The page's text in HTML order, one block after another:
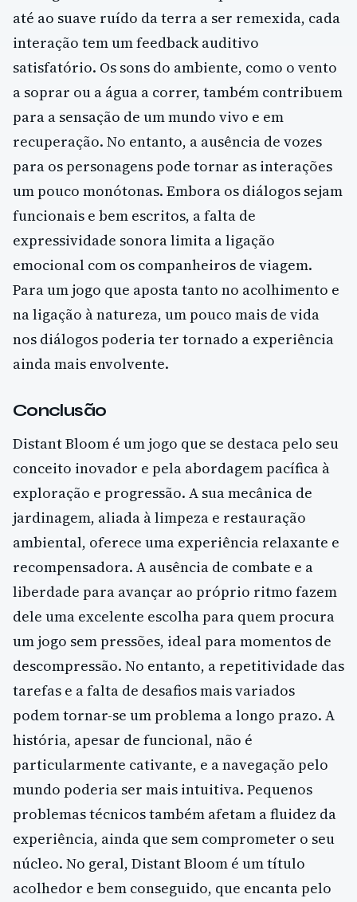
até ao suave ruído da terra a ser remexida, cada
interação tem um feedback auditivo
satisfatório. Os sons do ambiente, como o vento
a soprar ou a água a correr, também contribuem
para a sensação de um mundo vivo e em
recuperação. No entanto, a ausência de vozes
para os personagens pode tornar as interações
um pouco monótonas. Embora os diálogos sejam
funcionais e bem escritos, a falta de
expressividade sonora limita a ligação
emocional com os companheiros de viagem.
Para um jogo que aposta tanto no acolhimento e
na ligação à natureza, um pouco mais de vida
nos diálogos poderia ter tornado a experiência
ainda mais envolvente.
Conclusão
Distant Bloom é um jogo que se destaca pelo seu
conceito inovador e pela abordagem pacífica à
exploração e progressão. A sua mecânica de
jardinagem, aliada à limpeza e restauração
ambiental, oferece uma experiência relaxante e
recompensadora. A ausência de combate e a
liberdade para avançar ao próprio ritmo fazem
dele uma excelente escolha para quem procura
um jogo sem pressões, ideal para momentos de
descompressão. No entanto, a repetitividade das
tarefas e a falta de desafios mais variados
podem tornar-se um problema a longo prazo. A
história, apesar de funcional, não é
particularmente cativante, e a navegação pelo
mundo poderia ser mais intuitiva. Pequenos
problemas técnicos também afetam a fluidez da
experiência, ainda que sem comprometer o seu
núcleo. No geral, Distant Bloom é um título
acolhedor e bem conseguido, que encanta pelo